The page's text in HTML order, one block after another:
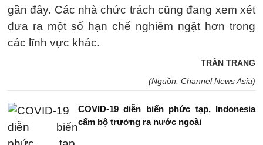
gần đây. Các nhà chức trách cũng đang xem xét
đưa ra một số hạn chế nghiêm ngặt hơn trong
các lĩnh vực khác.
TRẦN TRANG
(Nguồn: Channel News Asia)
COVID-19 diễn biến phức tạp, Indonesia
cấm bộ trưởng ra nước ngoài